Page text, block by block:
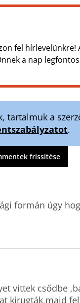
fel hírlevelünkre!
a nap
tartalmuk a
.
frissítése
formán úgy
vittek csődbe
kirugták,majd